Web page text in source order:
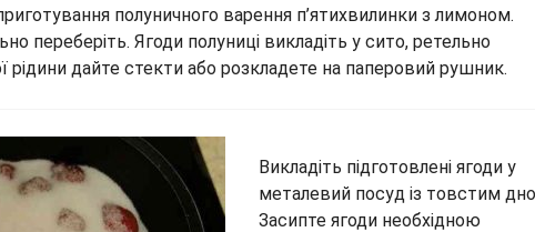
полуничного варення п’ятихвилинки з лимоном.
переберіть. Ягоди полуниці викладіть у сито, ретельно
рідини дайте стекти або розкладете на паперовий рушник.
Викладіть підготовлені ягоди у
металевий посуд із товстим
Засипте ягоди необхідною